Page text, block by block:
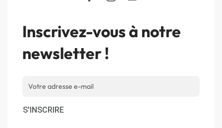
Inscrivez-vous à notre
newsletter !
S'INSCRIRE